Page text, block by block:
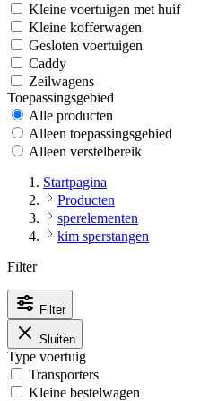
Kleine voertuigen met huif
Kleine kofferwagen
Gesloten voertuigen
Caddy
Zeilwagens
Toepassingsgebied
Alle producten
Alleen toepassingsgebied
Alleen verstelbereik
Startpagina
Producten
sperelementen
kim sperstangen
Filter
Filter
Sluiten
Type voertuig
Transporters
Kleine bestelwagen